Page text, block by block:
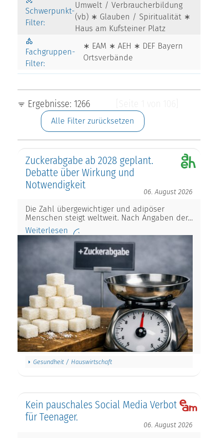
Schwerpunkt-
Filter:
Umwelt / Verbraucherbildung
(vb) ∗ Glauben / Spiritualität ∗
Haus am Kufsteiner Platz
Fachgruppen-
Filter:
∗ EAM ∗ AEH ∗ DEF Bayern
Ortsverbände
Ergebnisse: 1266
Alle Filter zurücksetzen
Zuckerabgabe ab 2028 geplant.
Debatte über Wirkung und
Notwendigkeit
06. August 2026
Die Zahl übergewichtiger und adipöser
Menschen steigt weltweit. Nach Angaben der…
Weiterlesen
Gesundheit / Hauswirtschaft
Kein pauschales Social Media Verbot
für Teenager.
06. August 2026